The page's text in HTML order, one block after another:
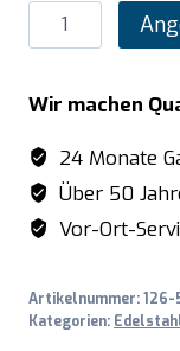
SARO
TOP
GN-
Behälter
2/3
GN
perforiert
150mm
Menge
Wir machen
24 Monate
Über 50
Vor-Ort-
Artikelnummer:126-
Kategorien: